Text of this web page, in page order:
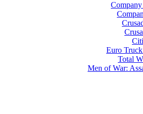
Euro
Total
Men of War: